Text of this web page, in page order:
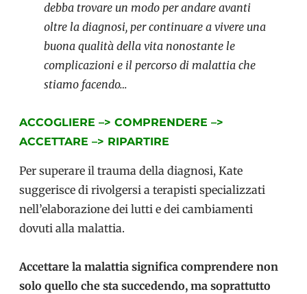
debba trovare un modo per andare avanti
oltre la diagnosi, per continuare a vivere una
buona qualità della vita nonostante le
complicazioni e il percorso di malattia che
stiamo facendo…
ACCOGLIERE –> COMPRENDERE –>
ACCETTARE –> RIPARTIRE
Per superare il trauma della diagnosi, Kate
suggerisce di rivolgersi a terapisti specializzati
nell’elaborazione dei lutti e dei cambiamenti
dovuti alla malattia.
Accettare la malattia significa comprendere non
solo quello che sta succedendo, ma soprattutto